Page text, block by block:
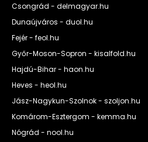
Csongrád - delmagyar.hu
Dunaújváros - duol.hu
Fejér - feol.hu
Győr-Moson-Sopron - kisalfold.hu
Hajdú-Bihar - haon.hu
Heves - heol.hu
Jász-Nagykun-Szolnok - szoljon.hu
Komárom-Esztergom - kemma.hu
Nógrád - nool.hu